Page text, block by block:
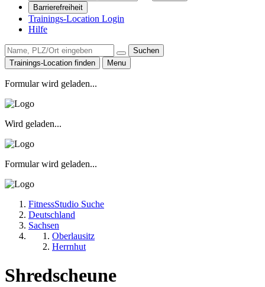
Barrierefreiheit
Trainings-Location Login
Hilfe
Suchen
Trainings-Location finden
Menu
Formular wird geladen...
Wird geladen...
Formular wird geladen...
FitnessStudio Suche
Deutschland
Sachsen
Oberlausitz
Herrnhut
Shredscheune